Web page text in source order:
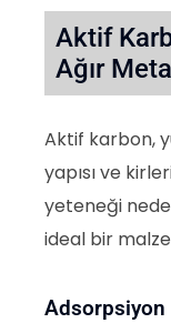
Aktif
Ağır
Aktif karbon,
yapısı ve
yeteneği
ideal bir
Adsorpsiyon